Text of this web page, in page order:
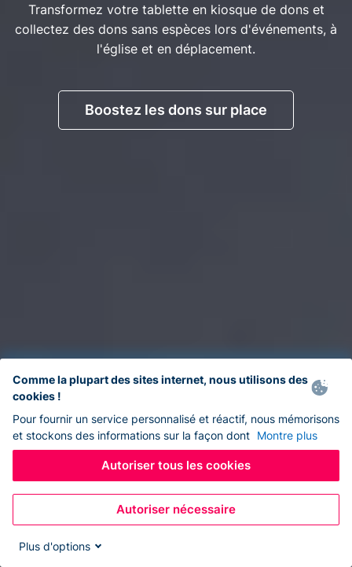
Transformez votre tablette en kiosque de dons et
collectez des dons sans espèces lors d'événements, à
l'église et en déplacement.
Boostez les dons sur place
Comme la plupart des sites internet, nous utilisons des
cookies !
Pour fournir un service personnalisé et réactif, nous mémorisons
et stockons des informations sur la façon dont Montre plus
Autoriser tous les cookies
Autoriser nécessaire
Plus d'options